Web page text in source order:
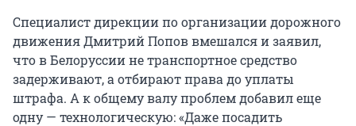
Cпециалист дирекции по организации дорожного
движения Дмитрий Попов вмешался и заявил,
что в Белоруссии не транспортное средство
задерживают, а отбирают права до уплаты
штрафа. А к общему валу проблем добавил еще
одну — технологическую: «Даже посадить